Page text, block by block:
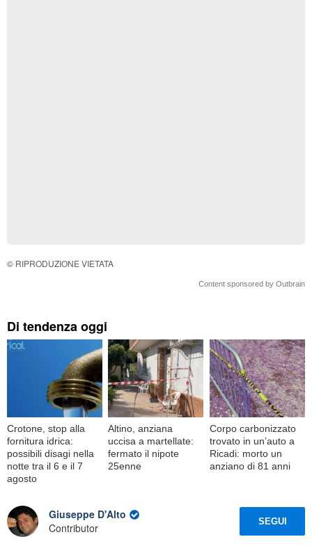
© RIPRODUZIONE VIETATA
Content sponsored by Outbrain
Di tendenza oggi
Crotone, stop alla
fornitura idrica:
possibili disagi nella
notte tra il 6 e il 7
agosto
Altino, anziana
uccisa a martellate:
fermato il nipote
25enne
Corpo carbonizzato
trovato in un’auto a
Ricadi: morto un
anziano di 81 anni
Giuseppe D'Alto
Contributor
SEGUI